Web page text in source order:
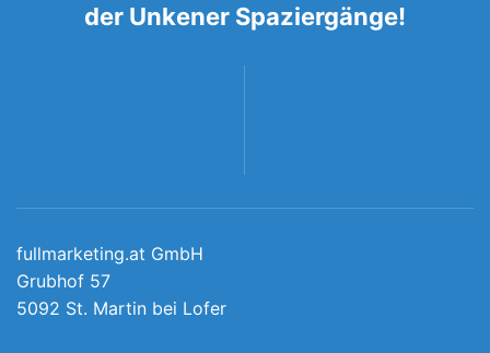
der Unkener Spaziergänge!
fullmarketing.at GmbH
Grubhof 57
5092 St. Martin bei Lofer